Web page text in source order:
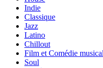
Indie
Classique
Jazz
Latino
Chillout
Film et Comédie
Soul